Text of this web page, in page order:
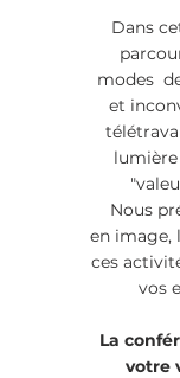
Dans
modes
et
Nous
en image,
ces
vos
La
votre